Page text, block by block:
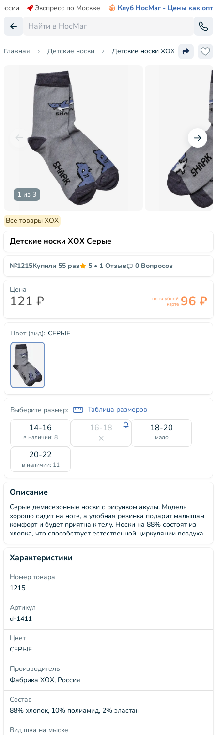
Экспресс по Москве Клуб НосМаг - Цены как опт
Главная Детские носки Детские носки ХОХ
1 из 3
Все товары ХОХ
Детские носки ХОХ Серые
№1215Купили 55 раз 5 • 1 Отзыв 0 Вопросов
Цвет (вид): СЕРЫЕ
Выберите размер: Таблица размеров
14-16
в наличии: 8
16-18 18-20
мало
20-22
в наличии: 11
Цена
121 ₽
по клубной
карте 96 ₽
Описание
Серые демисезонные носки с рисунком акулы. Модель
хорошо сидит на ноге, а удобная резинка подарит малышам
комфорт и будет приятна к телу. Носки на 88% состоят из
хлопка, что способствует естественной циркуляции воздуха.
Характеристики
Номер товара
1215
Артикул
d-1411
Цвет
СЕРЫЕ
Производитель
Фабрика ХОХ, Россия
Состав
88% хлопок, 10% полиамид, 2% эластан
Вид шва на мыске